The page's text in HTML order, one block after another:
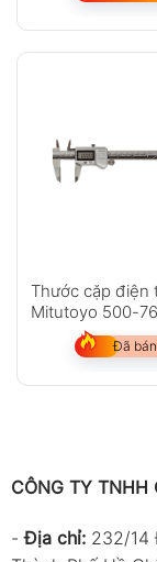
Thước cặp điện
Mitutoyo 500-
Đã
CÔNG TY TNHH
-Địa chỉ: 232/14